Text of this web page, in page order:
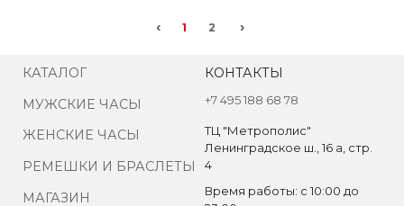
‹ 1 2 ›
КАТАЛОГ
МУЖСКИЕ ЧАСЫ
ЖЕНСКИЕ ЧАСЫ
РЕМЕШКИ И БРАСЛЕТЫ
МАГАЗИН
КОНТАКТЫ
+7 495 188 68 78
ТЦ "Метрополис"
Ленинградское ш., 16 а, стр.
4
Время работы: с 10:00 до